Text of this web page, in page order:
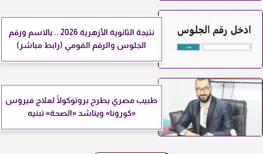
نتيجة الثانوية الأزهرية 2026 .. بالاسم ورقم
الجلوس والرقم القومي (رابط مباشر)
طبيب مصري يطرح بروتوكولًا لعلاج فيروس
«كورونا» ويناشد «الصحة» تبنيه